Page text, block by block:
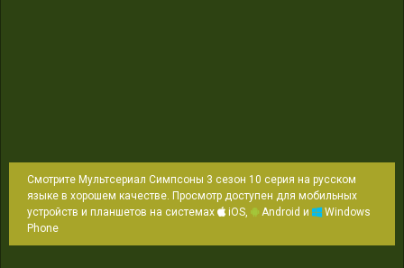
Смотрите Мультсериал Симпсоны 3 сезон 10 серия на русском
языке в хорошем качестве. Просмотр доступен для мобильных
устройств и планшетов на системах
iOS, Android и
Windows
Phone